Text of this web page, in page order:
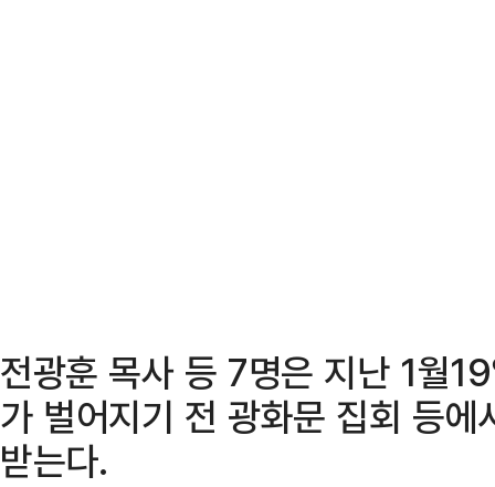
전광훈 목사 등 7명은 지난 1월
가 벌어지기 전 광화문 집회 등
받는다.